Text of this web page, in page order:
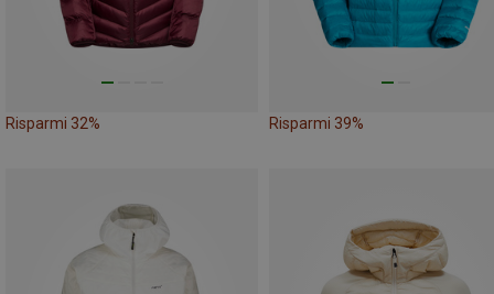
Risparmi 32% Risparmi 39%